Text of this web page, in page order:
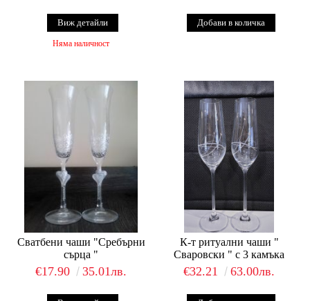
Виж детайли
Няма наличност
Сватбени чаши "Сребърни
сърца "
€17.90 35.01лв.
К-т ритуални чаши "
Сваровски " с 3 камъка
€32.21 63.00лв.